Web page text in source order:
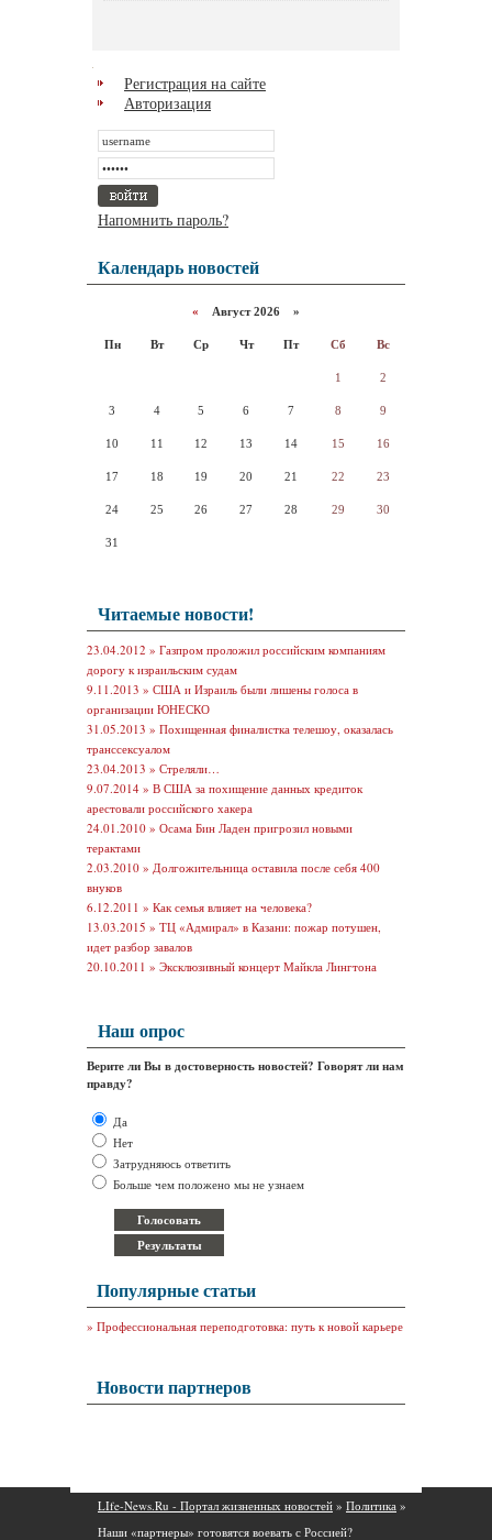
Регистрация на сайте
Авторизация
Напомнить пароль?
Календарь новостей
« Август 2026 »
Пн Вт Ср Чт Пт Сб Вс
1 2
3 4 5 6 7 8 9
10 11 12 13 14 15 16
17 18 19 20 21 22 23
24 25 26 27 28 29 30
31
Читаемые новости!
23.04.2012 » Газпром проложил российским компаниям
дорогу к израильским судам
9.11.2013 » США и Израиль были лишены голоса в
организации ЮНЕСКО
31.05.2013 » Похищенная финалистка телешоу, оказалась
транссексуалом
23.04.2013 » Стреляли…
9.07.2014 » В США за похищение данных кредиток
арестовали российского хакера
24.01.2010 » Осама Бин Ладен пригрозил новыми
терактами
2.03.2010 » Долгожительница оставила после себя 400
внуков
6.12.2011 » Как семья влияет на человека?
13.03.2015 » ТЦ «Адмирал» в Казани: пожар потушен,
идет разбор завалов
20.10.2011 » Эксклюзивный концерт Майкла Лингтона
Наш опрос
Верите ли Вы в достоверность новостей? Говорят ли нам
правду?
Да
Нет
Затрудняюсь ответить
Больше чем положено мы не узнаем
Популярные статьи
» Профессиональная переподготовка: путь к новой карьере
Новости партнеров
LIfe-News.Ru - Портал жизненных новостей » Политика »
Наши «партнеры» готовятся воевать с Россией?